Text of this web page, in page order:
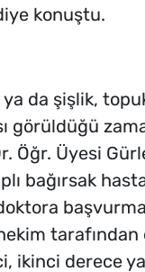
konuştu.
da şişlik,
görüldüğü
Öğr. Üyesi
bağırsak
ikinci derece